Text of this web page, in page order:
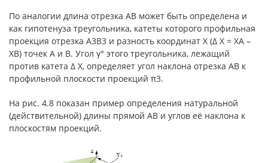
По аналогии длина отрезка АВ может быть определена и
как гипотенуза треугольника, катеты которого профильная
проекция отрезка А3В3 и разность координат Х (Δ Х = ХА –
ХВ) точек А и В. Угол γ° этого треугольника, лежащий
против катета Δ Х, определяет угол наклона отрезка АВ к
профильной плоскости проекций π3.
На рис. 4.8 показан пример определения натуральной
(действительной) длины прямой АВ и углов её наклона к
плоскостям проекций.